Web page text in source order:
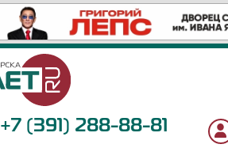
+7 (391) 288-88-81